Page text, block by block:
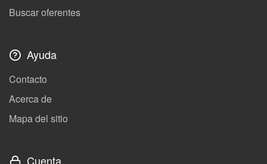
Buscar oferentes
Ayuda
Contacto
Acerca de
Mapa del sitio
Cuenta